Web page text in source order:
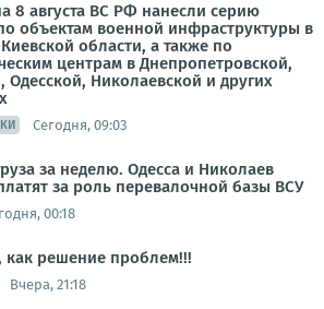
8 августа ВС РФ нанесли серию
объектам военной инфраструктуры в
области, а также по
центрам в Днепропетровской,
Одесской, Николаевской и других
Сегодня, 09:03
за неделю. Одесса и Николаев
за роль перевалочной базы ВСУ
00:18
как решение проблем!!!
Вчера, 21:18